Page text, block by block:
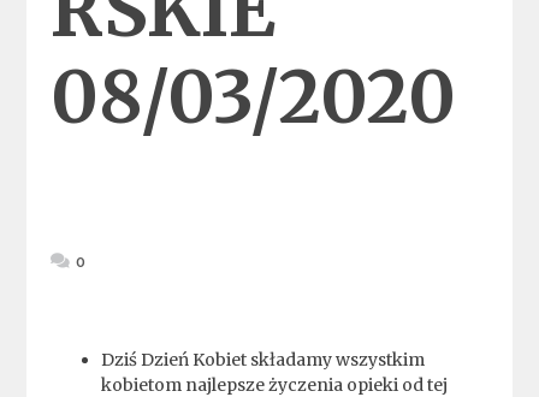
08/03/2020
0
Dziś Dzień Kobiet składamy wszystkim
kobietom najlepsze życzenia opieki od tej